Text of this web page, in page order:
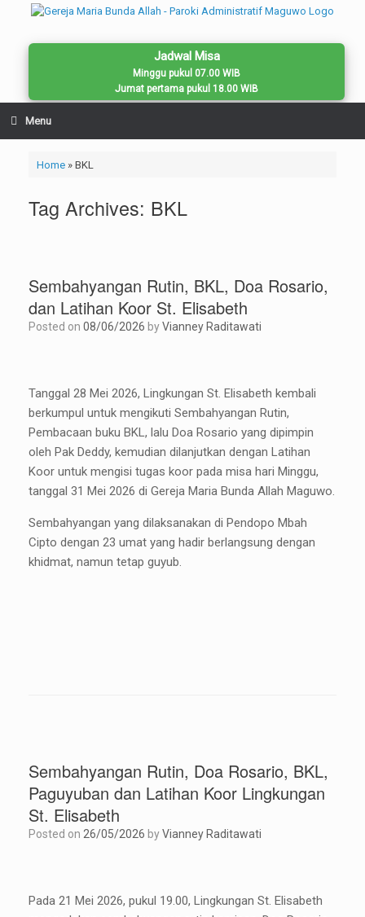
Jadwal Misa
Minggu pukul 07.00 WIB
Jumat pertama pukul 18.00 WIB
Menu
Home» BKL
Tag Archives: BKL
Sembahyangan Rutin, BKL, Doa Rosario,
dan Latihan Koor St. Elisabeth
Posted on 08/06/2026 byVianney Raditawati
Tanggal 28 Mei 2026, Lingkungan St. Elisabeth kembali
berkumpul untuk mengikuti Sembahyangan Rutin,
Pembacaan buku BKL, lalu Doa Rosario yang dipimpin
oleh Pak Deddy, kemudian dilanjutkan dengan Latihan
Koor untuk mengisi tugas koor pada misa hari Minggu,
tanggal 31 Mei 2026 di Gereja Maria Bunda Allah Maguwo.
Sembahyangan yang dilaksanakan di Pendopo Mbah
Cipto dengan 23 umat yang hadir berlangsung dengan
khidmat, namun tetap guyub.
Sembahyangan Rutin, Doa Rosario, BKL,
Paguyuban dan Latihan Koor Lingkungan
St. Elisabeth
Posted on 26/05/2026 byVianney Raditawati
Pada 21 Mei 2026, pukul 19.00, Lingkungan St. Elisabeth